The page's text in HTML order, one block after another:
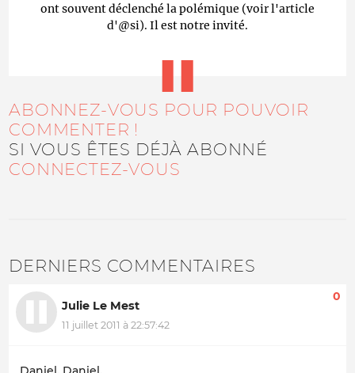
ont souvent déclenché la polémique (voir l'article
d'@si). Il est notre invité.
ABONNEZ-VOUS POUR POUVOIR
COMMENTER !
SI VOUS ÊTES DÉJÀ ABONNÉ
CONNECTEZ-VOUS
DERNIERS COMMENTAIRES
Julie Le Mest
11 juillet 2011 à 22:57:42
0